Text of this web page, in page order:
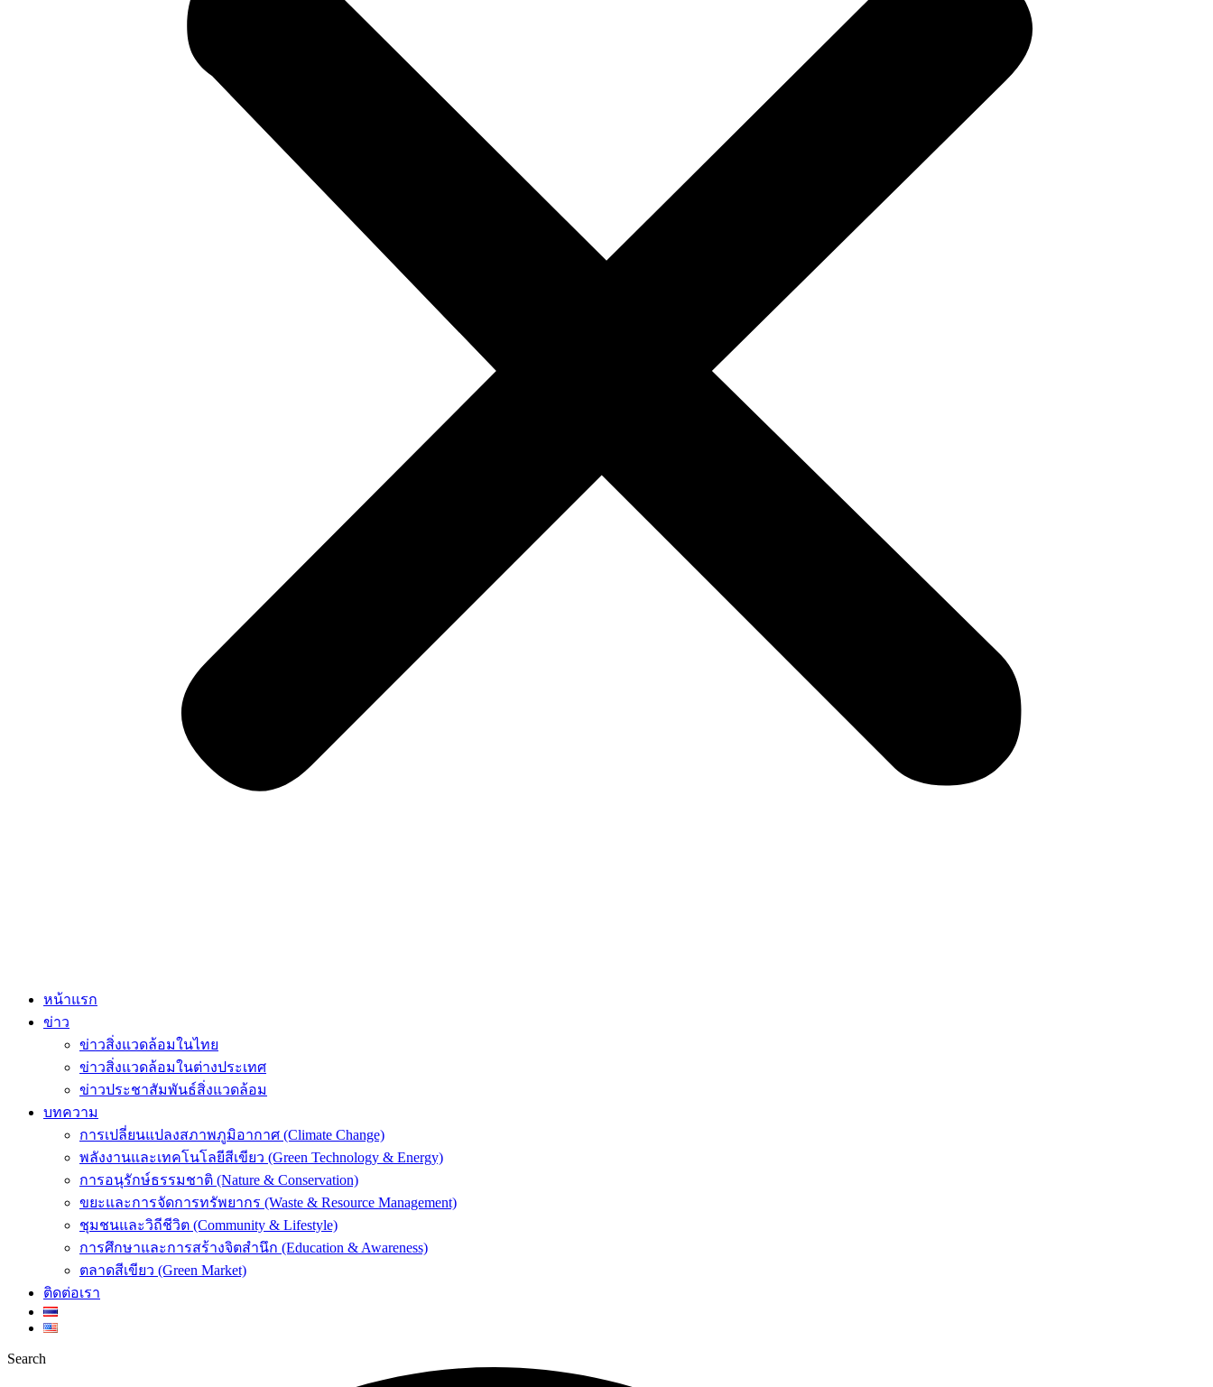
หน้าแรก
ข่าว
ข่าวสิ่งแวดล้อมในไทย
ข่าวสิ่งแวดล้อมในต่างประเทศ
ข่าวประชาสัมพันธ์สิ่งแวดล้อม
บทความ
การเปลี่ยนแปลงสภาพภูมิอากาศ (Climate Change)
พลังงานและเทคโนโลยีสีเขียว (Green Technology & Energy)
การอนุรักษ์ธรรมชาติ (Nature & Conservation)
ขยะและการจัดการทรัพยากร (Waste & Resource Management)
ชุมชนและวิถีชีวิต (Community & Lifestyle)
การศึกษาและการสร้างจิตสำนึก (Education & Awareness)
ตลาดสีเขียว (Green Market)
ติดต่อเรา
Search